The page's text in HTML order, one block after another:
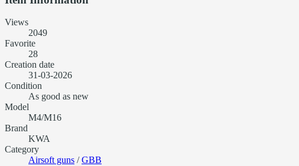
Views
2049
Favorite
28
Creation date
31-03-2026
Condition
As good as new
Model
M4/M16
Brand
KWA
Category
Airsoft guns /GBB